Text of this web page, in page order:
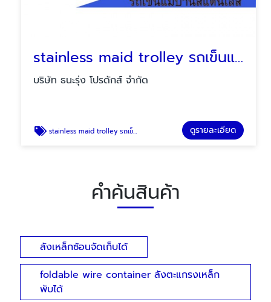
stainless maid trolley รถเข็นแม่บ้านสแตนเลส
บริษัท ธนะรุ่ง โปรดักส์ จำกัด
stainless maid trolley รถเข็นแม่บ้านสแตนเลส ดูรายละเอียด
คำค้นสินค้า
ลังเหล็กซ้อนจัดเก็บได้
foldable wire container ลังตะแกรงเหล็ก
พับได้